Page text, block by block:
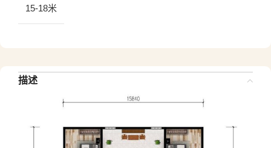
15-18米
描述